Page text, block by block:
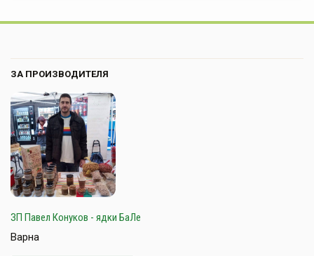
ЗА ПРОИЗВОДИТЕЛЯ
ЗП Павел Конуков - ядки БаЛе
Варна